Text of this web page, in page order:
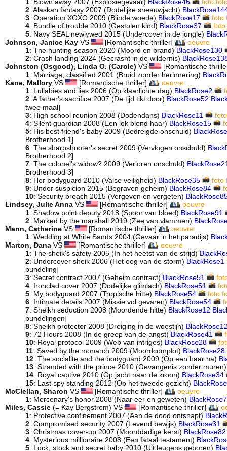
2: Alaskan fantasy 2007 (Dodelijke sneeuwjacht)
3: Operation XOXO 2009 (Blinde woede) BlackRose17 foto
4: Bundle of trouble 2010 (Gestolen kind) BlackRose37
foto
5: Navy SEAL newlywed 2015 (Undercover in de jungle)
Johnson, Janice Kay VS [Romantische thriller]
oeuvre
1: The hunting season 2020 (Moord en brand) BlackRose130
2: Crash landing 2024 (Gecrasht in de wildernis)
Johnston (Osgood), Linda O. (Carole) VS
[Romantische
1: Marriage, classified 2001 (Bruid zonder herinnering)
Kane, Mallory VS [Romantische thriller]
oeuvre
1: Lullabies and lies 2006 (Op klaarlichte dag) BlackRose2
2: A father's sacrifice 2007 (De tijd tikt door) BlackRose52
twee maal]
3: High school reunion 2008 (Dodendans) BlackRose11
foto
4: Silent guardian 2008 (Een lok blond haar) BlackRose15
5: His best friend's baby 2009 (Bedreigde onschuld)
Brotherhood 1]
6: The sharpshooter's secret 2009 (Vervlogen onschuld)
Brotherhood 2]
7: The colonel's widow? 2009 (Verloren onschuld)
Brotherhood 3]
8: Her bodyguard 2010 (Valse veiligheid) BlackRose35 foto
9: Under suspicion 2015 (Begraven geheim) BlackRose84
10: Security breach 2015 (Vergeven en vergeten)
Lindsey, Julie Anna VS [Romantische thriller]
oeuvre
1: Shadow point deputy 2018 (Spoor van bloed) BlackRose91
2: Marked by the marshall 2019 (Zee van vlammen)
Mann, Catherine VS [Romantische thriller]
oeuvre
1: Wedding at White Sands 2004 (Gevaar in het paradijs)
Marton, Dana VS [Romantische thriller]
oeuvre
1: The sheik's safety 2005 (In het heetst van de strijd)
2: Undercover sheik 2006 (Het oog van de storm) BlackRose1
bundeling]
3: Secret contract 2007 (Geheim contract) BlackRose51
4: Ironclad cover 2007 (Dodelijke glimlach) BlackRose51
5: My bodyguard 2007 (Tropische hitte) BlackRose54 foto
6: Intimate details 2007 (Missie vol gevaren) BlackRose54
7: Sheikh seduction 2008 (Moordende hitte) BlackRose12
bundelingen]
8: Sheikh protector 2008 (Dreiging in de woestijn)
9: 72 Hours 2008 (In de greep van de angst) BlackRose41
10: Royal protocol 2009 (Web van intriges) BlackRose28
11: Saved by the monarch 2009 (Moordcomplot) BlackRose28
12: The socialite and the bodyguard 2009 (Op een haar na)
13: Stranded with the prince 2010 (Gevangenis zonder
14: Royal captive 2010 (Op jacht naar de kroon) BlackRose34
15: Last spy standing 2012 (Op het tweede gezicht)
McClellan, Sharon VS [Romantische thriller]
oeuvre
1: Mercenary's honor 2008 (Naar eer en geweten) BlackRose7
Miles, Cassie (= Kay Bergstrom) VS [Romantische thriller]
1: Protective confinement 2007 (Aan de dood ontsnapt)
2: Compromised security 2007 (Levend bewijs) BlackRose31
3: Christmas cover-up 2007 (Moorddadige kerst) BlackRose82
4: Mysterious millionaire 2008 (Een fataal testament)
5: Lock, stock and secret baby 2010 (Uit leugens geboren)